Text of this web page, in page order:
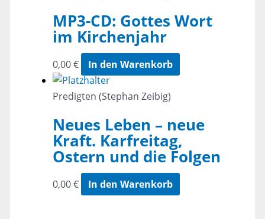
MP3-CD: Gottes Wort
im Kirchenjahr
0,00€ In den Warenkorb
Predigten (Stephan Zeibig)
Neues Leben – neue
Kraft. Karfreitag,
Ostern und die Folgen
0,00€ In den Warenkorb